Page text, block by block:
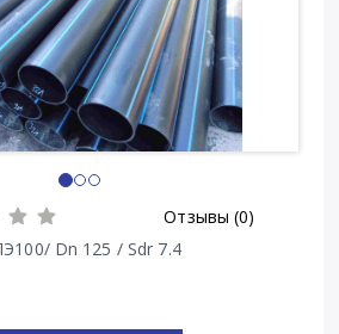
Отзывы (0)
Dn 125 / Sdr 7.4